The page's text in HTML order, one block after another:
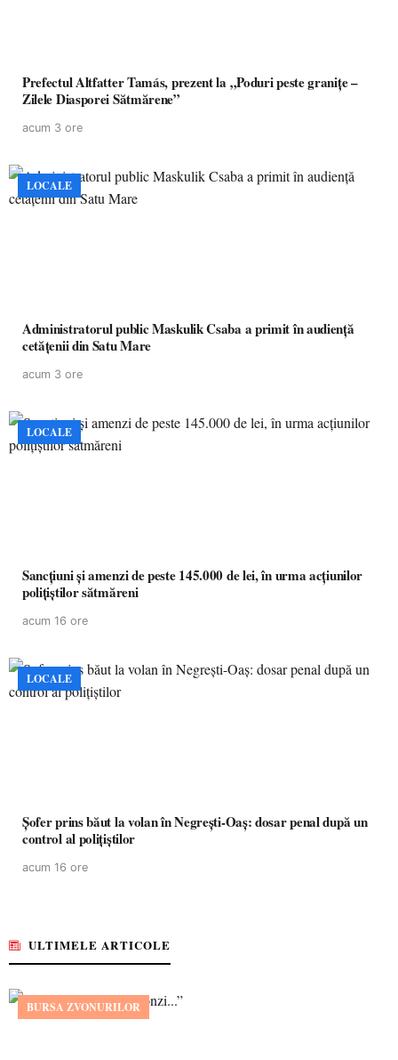
Prefectul Altfatter Tamás, prezent la „Poduri peste granițe –
Zilele Diasporei Sătmărene”
acum 3 ore
LOCALE
Administratorul public Maskulik Csaba a primit în audiență
cetățenii din Satu Mare
acum 3 ore
LOCALE
Sancțiuni și amenzi de peste 145.000 de lei, în urma acțiunilor
polițiștilor sătmăreni
acum 16 ore
LOCALE
Șofer prins băut la volan în Negrești-Oaș: dosar penal după un
control al polițiștilor
acum 16 ore
ULTIMELE ARTICOLE
BURSA ZVONURILOR